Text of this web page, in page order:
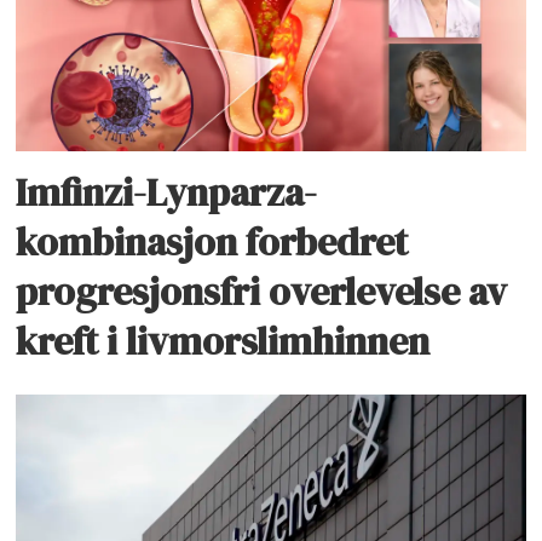
Imfinzi-Lynparza-
kombinasjon forbedret
progresjonsfri overlevelse av
kreft i livmorslimhinnen